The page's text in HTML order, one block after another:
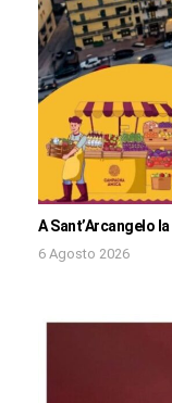
A Sant’Arcangelo
6 Agosto 2026